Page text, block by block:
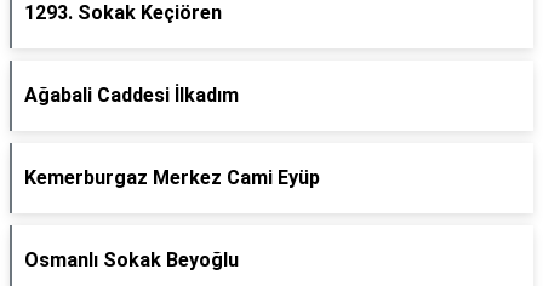
1293. Sokak Keçiören
Ağabali Caddesi İlkadım
Kemerburgaz Merkez Cami Eyüp
Osmanlı Sokak Beyoğlu